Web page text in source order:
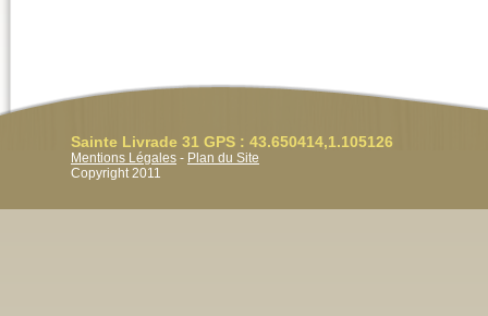
Sainte Livrade 31 GPS : 43.650414,1.105126
Mentions Légales - Plan du Site
Copyright 2011